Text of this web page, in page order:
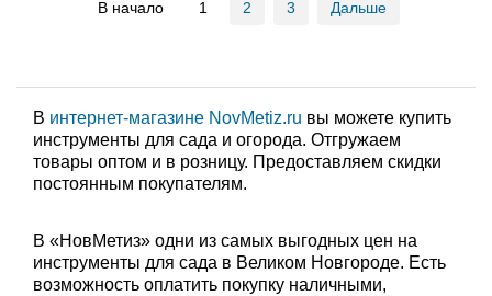
В начало 1 2 3 Дальше
В интернет-магазине NovMetiz.ru вы можете купить
инструменты для сада и огорода. Отгружаем
товары оптом и в розницу. Предоставляем скидки
постоянным покупателям.
В «НовМетиз» одни из самых выгодных цен на
инструменты для сада в Великом Новгороде. Есть
возможность оплатить покупку наличными,